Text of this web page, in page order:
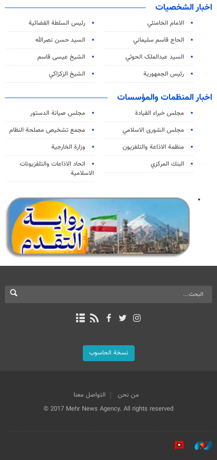
اخبار الشخصيات
الامام الخامنئي
رئیس السلطة القضائیة
الحاج قاسم سليماني
السيد حسن نصرالله
السید عبدالملک الحوثي
الشيخ عيسى قاسم
رئيس الجمهورية
الشيخ الزكزاكي
اخبار المنظمات والمؤسسات
مجلس خبراء القيادة
مجلس صيانة الدستور
مجلس الشورى الاسلامي
مجمع تشخيص مصلحة النظام
منظمة الاذاعة والتلفزیون
وزارة الخارجية
البنك المركزي
اتحاد الاذاعات والتلفزيونات
الاسلامية
نسخة الحاسوب
من نحن
التواصل معنا
© 2017 Mehr News Agency. All rights reserved